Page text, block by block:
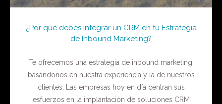
¿Por qué debes integrar un CRM en tu Estrategia
de Inbound Marketing?
Te ofrecemos una estrategia de inbound marketing,
basándonos en nuestra experiencia y la de nuestros
clientes. Las empresas hoy en día centran sus
esfuerzos en la implantación de soluciones CRM